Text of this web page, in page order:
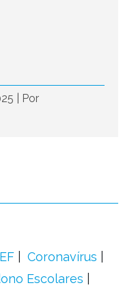
Por
Coronavírus
Escolares